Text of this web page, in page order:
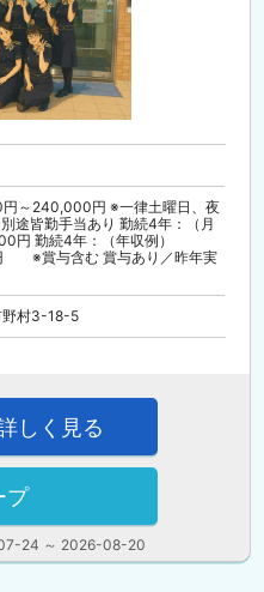
～240,000円 ※一律土曜日、夜
途皆勤手当あり 勤続4年：（月
円 勤続4年：（年収例）
※賞与含む 賞与あり／昨年実
野村3-18-5
24 ～ 2026-08-20
しく見る
プ